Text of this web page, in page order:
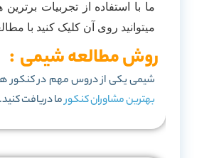
ما با استفاده از تجربیات
میتوانید روی آن کلیک کنید با
روش مطالعه شیمی :
شیمی یکی از دروس مهم در کنکور
بهترین مشاوران کنکورما دریافت کنید.